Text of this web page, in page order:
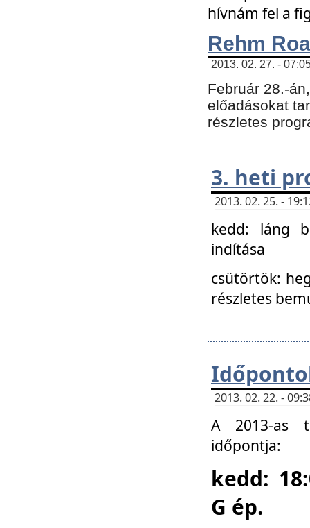
hívnám fel a
Rehm
2013. 02. 27. -
Február 28.-
előadásokat
részletes
3. heti
2013. 02. 25. -
kedd: láng
indítása
csütörtök:
részletes
2013. 02. 22. -
A 2013-as
időpontja:
kedd:
G ép.